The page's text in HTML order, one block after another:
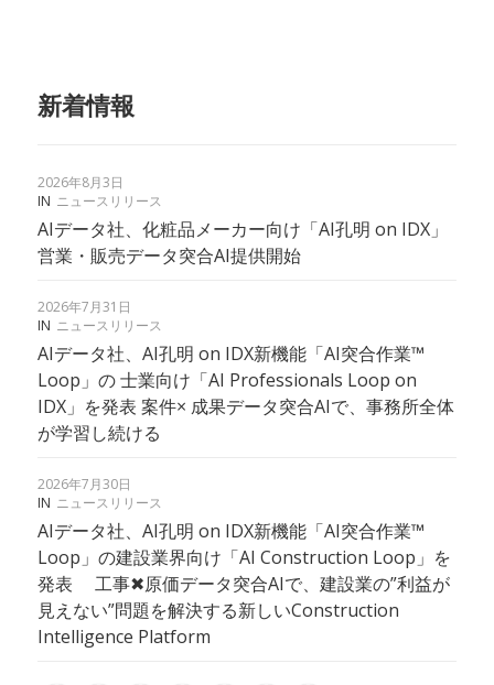
新着情報
2026年8月3日
IN ニュースリリース
AIデータ社、化粧品メーカー向け「AI孔明 on IDX」
営業・販売データ突合AI提供開始
2026年7月31日
IN ニュースリリース
AIデータ社、AI孔明 on IDX新機能「AI突合作業™
Loop」の 士業向け「AI Professionals Loop on
IDX」を発表 案件× 成果データ突合AIで、事務所全体
が学習し続ける
2026年7月30日
IN ニュースリリース
AIデータ社、AI孔明 on IDX新機能「AI突合作業™︎
Loop」の建設業界向け「AI Construction Loop」を
発表 工事✖︎原価データ突合AIで、建設業の”利益が
見えない”問題を解決する新しいConstruction
Intelligence Platform